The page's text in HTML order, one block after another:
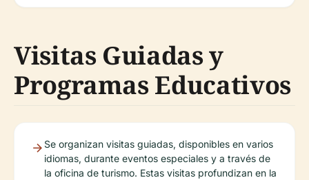
Visitas Guiadas y
Programas Educativos
Se organizan visitas guiadas, disponibles en varios
idiomas, durante eventos especiales y a través de
la oficina de turismo. Estas visitas profundizan en la